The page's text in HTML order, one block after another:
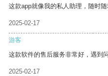
这款app就像我的私人助理，随时随
2025-02-17
游客
这款软件的售后服务非常好，遇到
2025-02-17